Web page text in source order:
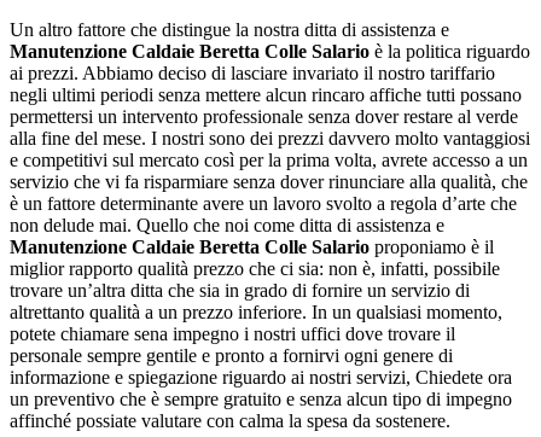
Un altro fattore che distingue la nostra ditta di assistenza e
Manutenzione Caldaie Beretta Colle Salario è la politica riguardo
ai prezzi. Abbiamo deciso di lasciare invariato il nostro tariffario
negli ultimi periodi senza mettere alcun rincaro affiche tutti possano
permettersi un intervento professionale senza dover restare al verde
alla fine del mese. I nostri sono dei prezzi davvero molto vantaggiosi
e competitivi sul mercato così per la prima volta, avrete accesso a un
servizio che vi fa risparmiare senza dover rinunciare alla qualità, che
è un fattore determinante avere un lavoro svolto a regola d’arte che
non delude mai. Quello che noi come ditta di assistenza e
Manutenzione Caldaie Beretta Colle Salario proponiamo è il
miglior rapporto qualità prezzo che ci sia: non è, infatti, possibile
trovare un’altra ditta che sia in grado di fornire un servizio di
altrettanto qualità a un prezzo inferiore. In un qualsiasi momento,
potete chiamare sena impegno i nostri uffici dove trovare il
personale sempre gentile e pronto a fornirvi ogni genere di
informazione e spiegazione riguardo ai nostri servizi, Chiedete ora
un preventivo che è sempre gratuito e senza alcun tipo di impegno
affinché possiate valutare con calma la spesa da sostenere.